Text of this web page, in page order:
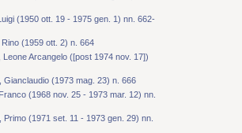
(1950 ott. 19 - 1975 gen. 1) nn. 662-
(1959 ott. 2) n. 664
Leone Arcangelo ([post 1974 nov. 17])
Gianclaudio (1973 mag. 23) n. 666
(1968 nov. 25 - 1973 mar. 12) nn.
Primo (1971 set. 11 - 1973 gen. 29) nn.